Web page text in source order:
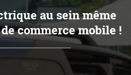
au sein même
commerce mobile !